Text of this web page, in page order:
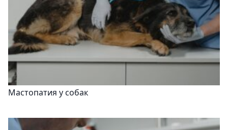
Мастопатия у собак